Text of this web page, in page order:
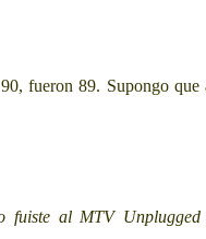
fueron 89. Supongo que
fuiste al MTV